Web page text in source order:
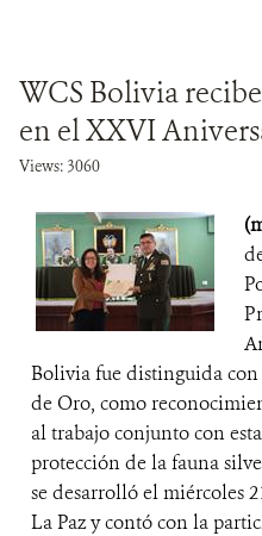
WCS Bolivia
en el XXVI
Views: 3060
Bolivia fue distinguida
de Oro, como
al trabajo conjunto con
protección de la fauna
se desarrolló el miércoles
La Paz y contó con la